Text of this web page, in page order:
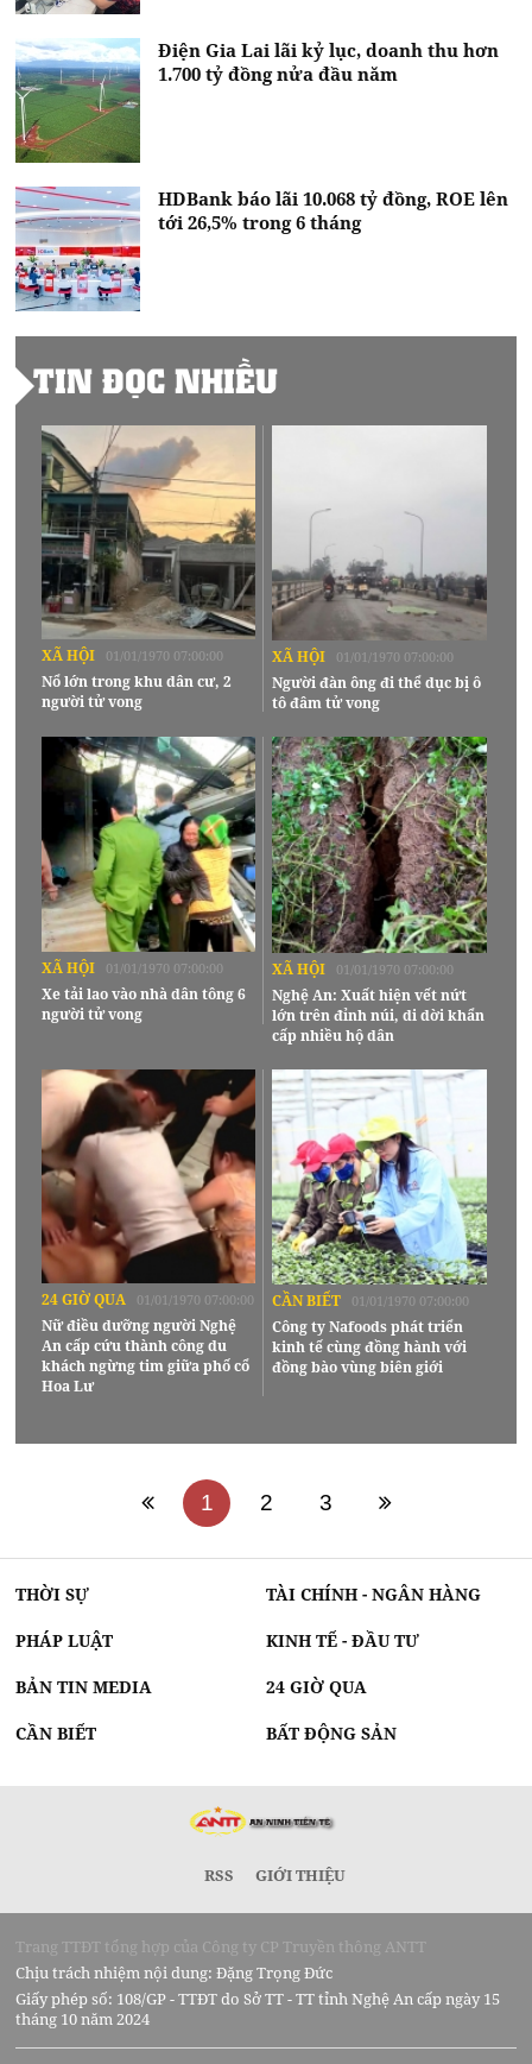
Điện Gia Lai lãi kỷ lục, doanh thu hơn
1.700 tỷ đồng nửa đầu năm
HDBank báo lãi 10.068 tỷ đồng, ROE lên
tới 26,5% trong 6 tháng
TIN ĐỌC NHIỀU
XÃ HỘI 01/01/1970 07:00:00
Nổ lớn trong khu dân cư, 2
người tử vong
XÃ HỘI 01/01/1970 07:00:00
Người đàn ông đi thể dục bị ô
tô đâm tử vong
XÃ HỘI 01/01/1970 07:00:00
Xe tải lao vào nhà dân tông 6
người tử vong
XÃ HỘI 01/01/1970 07:00:00
Nghệ An: Xuất hiện vết nứt
lớn trên đỉnh núi, di dời khẩn
cấp nhiều hộ dân
24 GIỜ QUA 01/01/1970 07:00:00
Nữ điều dưỡng người Nghệ
An cấp cứu thành công du
khách ngừng tim giữa phố cổ
Hoa Lư
CẦN BIẾT 01/01/1970 07:00:00
Công ty Nafoods phát triển
kinh tế cùng đồng hành với
đồng bào vùng biên giới
1 2 3
THỜI SỰ TÀI CHÍNH - NGÂN HÀNG
PHÁP LUẬT KINH TẾ - ĐẦU TƯ
BẢN TIN MEDIA 24 GIỜ QUA
CẦN BIẾT BẤT ĐỘNG SẢN
RSS GIỚI THIỆU
Trang TTĐT tổng hợp của Công ty CP Truyền thông ANTT
Chịu trách nhiệm nội dung: Đặng Trọng Đức
Giấy phép số: 108/GP - TTĐT do Sở TT - TT tỉnh Nghệ An cấp ngày 15
tháng 10 năm 2024